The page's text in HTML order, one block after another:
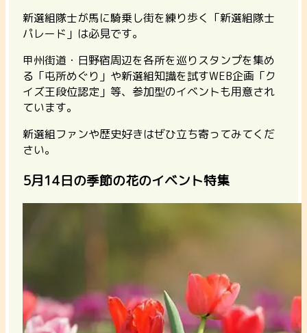
新選組隊士が馬に騎乗し街を練り歩く「新選組隊士
パレード」は必見です。
甲州街道・日野宿周辺を各所を巡りスタンプを集め
る「屯所めぐり」や新選組知識を試すWEB企画「ク
イズ王段位認定」等、参加型のイベントも用意され
ています。
新選組ファンや歴史好きはぜひ立ち寄ってみてくだ
さい。
5月14日の季節の花のイベント特集